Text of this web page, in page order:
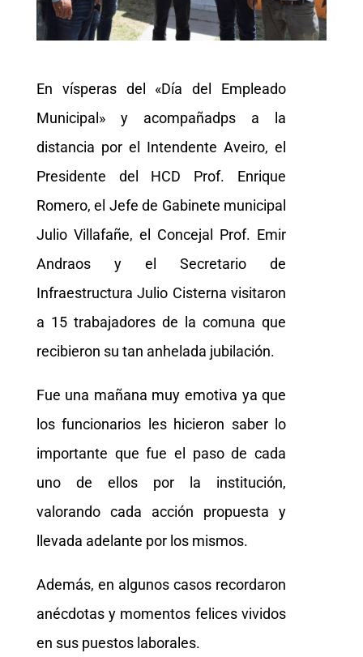
En vísperas del «Día del Empleado
Municipal» y acompañadps a la
distancia por el Intendente Aveiro, el
Presidente del HCD Prof. Enrique
Romero, el Jefe de Gabinete municipal
Julio Villafañe, el Concejal Prof. Emir
Andraos y el Secretario de
Infraestructura Julio Cisterna visitaron
a 15 trabajadores de la comuna que
recibieron su tan anhelada jubilación.
Fue una mañana muy emotiva ya que
los funcionarios les hicieron saber lo
importante que fue el paso de cada
uno de ellos por la institución,
valorando cada acción propuesta y
llevada adelante por los mismos.
Además, en algunos casos recordaron
anécdotas y momentos felices vividos
en sus puestos laborales.